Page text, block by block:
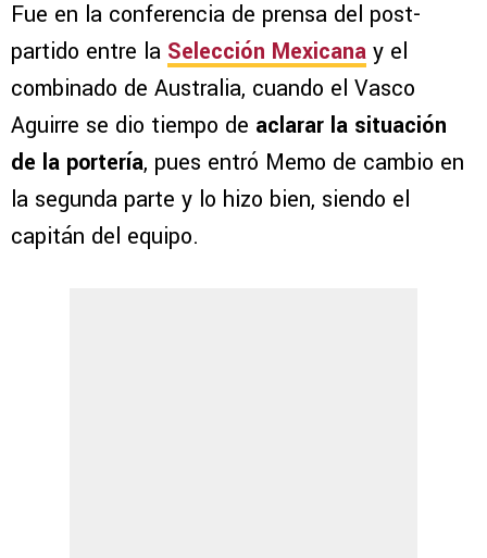
Fue en la conferencia de prensa del post-
partido entre la Selección Mexicana y el
combinado de Australia, cuando el Vasco
Aguirre se dio tiempo de aclarar la situación
de la portería, pues entró Memo de cambio en
la segunda parte y lo hizo bien, siendo el
capitán del equipo.